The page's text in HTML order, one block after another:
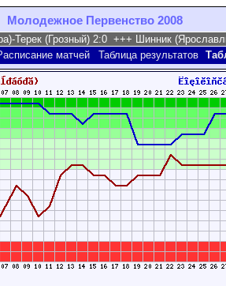
Молодежное Первенство 2008
матчей Таблица результатов